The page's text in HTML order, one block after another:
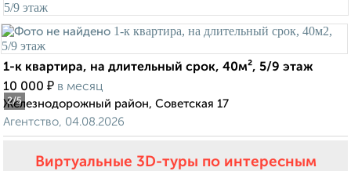
2/5
1-к квартира, на длительный срок, 40м², 5/9 этаж
10 000 ₽ в месяц
Железнодорожный район, Советская 17
Агентство, 04.08.2026
Виртуальные 3D-туры по интересным